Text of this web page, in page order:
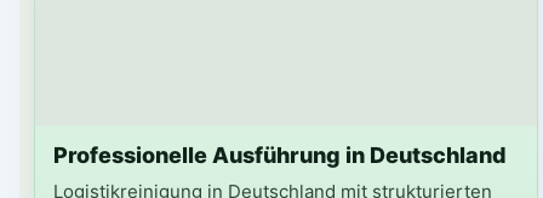
Professionelle Ausführung in Deutschland
Logistikreinigung in Deutschland mit strukturierten